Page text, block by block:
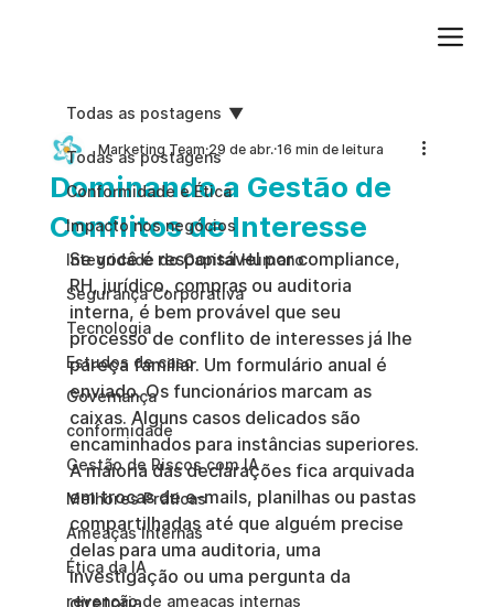
Todas as postagens
Conformidade e Ética
Impacto nos negócios
Integridade do Capital Humano
Segurança Corporativa
Tecnologia
Estudos de caso
Governança
conformidade
Gestão de Riscos com IA
Melhores Práticas
Ameaças Internas
Ética da IA
revenção de ameaças internas
Todas as postagens
Dominando a Gestão de
Conflitos de Interesse
Marketing Team 29 de abr. 16 min de leitura
Se você é responsável por compliance,
RH, jurídico, compras ou auditoria
interna, é bem provável que seu
processo de conflito de interesses já lhe
pareça familiar. Um formulário anual é
enviado. Os funcionários marcam as
caixas. Alguns casos delicados são
encaminhados para instâncias superiores.
A maioria das declarações fica arquivada
em trocas de e-mails, planilhas ou pastas
compartilhadas até que alguém precise
delas para uma auditoria, uma
investigação ou uma pergunta da